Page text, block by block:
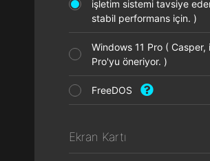
işletim sistemi tavsiye
stabil performans için. )
Windows 11 Pro (
Pro'yu öneriyor. )
FreeDOS
Ekran Kartı